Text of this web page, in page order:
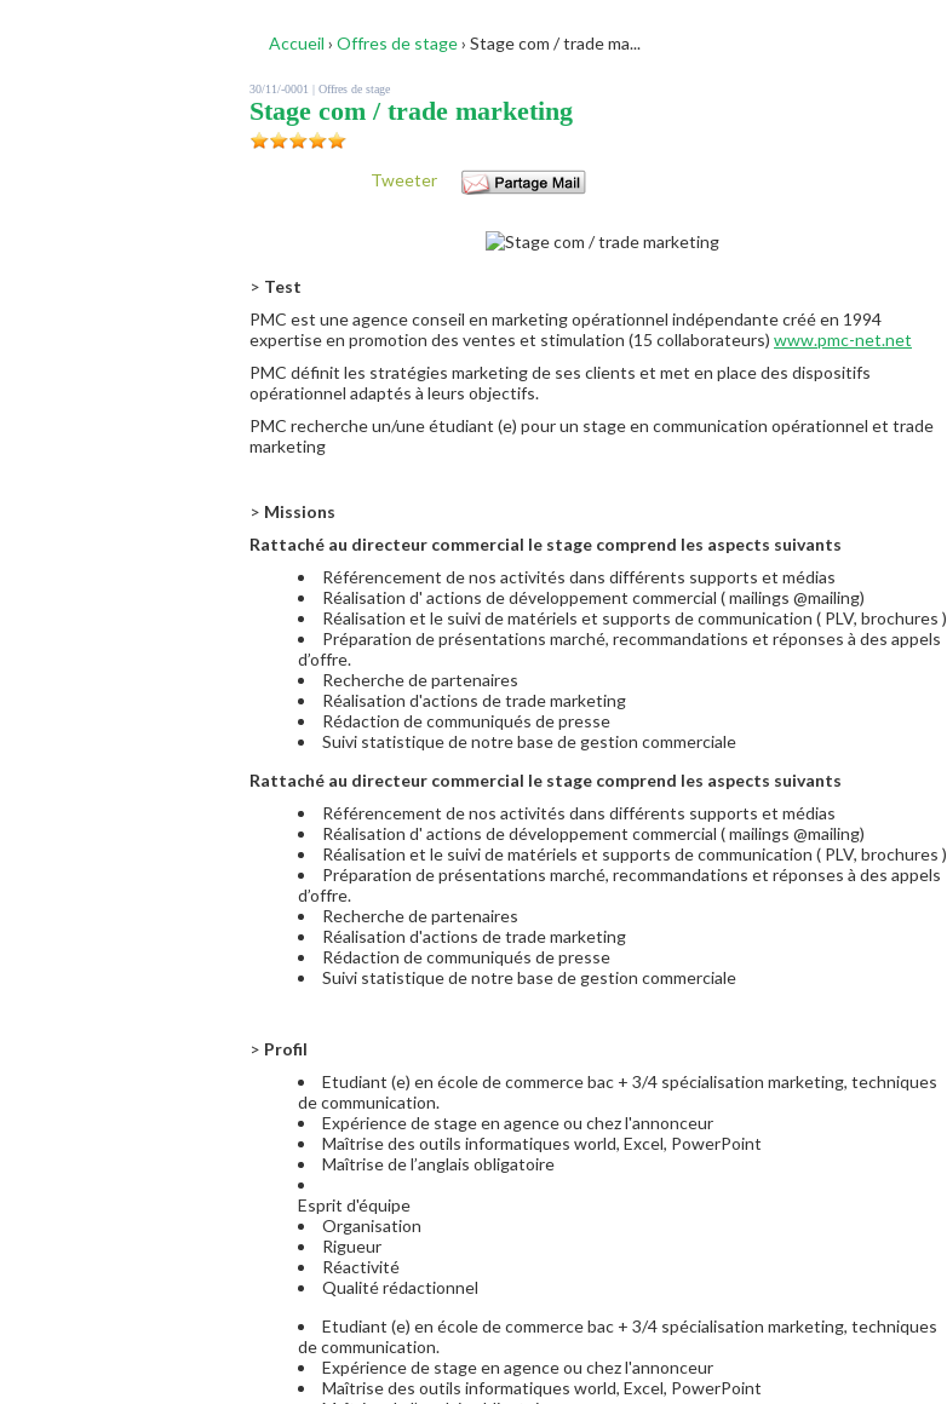
Accueil › Offres de stage› Stage com / trade ma...
30/11/-0001 | Offres de stage
Stage com / trade marketing
Tweeter
> Test
PMC est une agence conseil en marketing opérationnel indépendante créé en 1994
expertise en promotion des ventes et stimulation (15 collaborateurs) www.pmc-net.net
PMC définit les stratégies marketing de ses clients et met en place des dispositifs
opérationnel adaptés à leurs objectifs.
PMC recherche un/une étudiant (e) pour un stage en communication opérationnel et trade
marketing
> Missions
Rattaché au directeur commercial le stage comprend les aspects suivants
Référencement de nos activités dans différents supports et médias
Réalisation d' actions de développement commercial ( mailings @mailing)
Réalisation et le suivi de matériels et supports de communication ( PLV, brochures )
Préparation de présentations marché, recommandations et réponses à des appels
d’offre.
Recherche de partenaires
Réalisation d'actions de trade marketing
Rédaction de communiqués de presse
Suivi statistique de notre base de gestion commerciale
Rattaché au directeur commercial le stage comprend les aspects suivants
Référencement de nos activités dans différents supports et médias
Réalisation d' actions de développement commercial ( mailings @mailing)
Réalisation et le suivi de matériels et supports de communication ( PLV, brochures )
Préparation de présentations marché, recommandations et réponses à des appels
d’offre.
Recherche de partenaires
Réalisation d'actions de trade marketing
Rédaction de communiqués de presse
Suivi statistique de notre base de gestion commerciale
> Profil
Etudiant (e) en école de commerce bac + 3/4 spécialisation marketing, techniques
de communication.
Expérience de stage en agence ou chez l'annonceur
Maîtrise des outils informatiques world, Excel, PowerPoint
Maîtrise de l’anglais obligatoire
Esprit d'équipe
Organisation
Rigueur
Réactivité
Qualité rédactionnel
Etudiant (e) en école de commerce bac + 3/4 spécialisation marketing, techniques
de communication.
Expérience de stage en agence ou chez l'annonceur
Maîtrise des outils informatiques world, Excel, PowerPoint